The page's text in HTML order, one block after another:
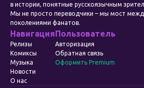
в истории, понятные русскоязычным
Мы не просто переводчики – мы мост
поколениями фанатов.
Навигация
Релизы
Комиксы
Музыка
Новости
О нас
Пользователь
Авторизация
Обратная связь
Оформить Premium